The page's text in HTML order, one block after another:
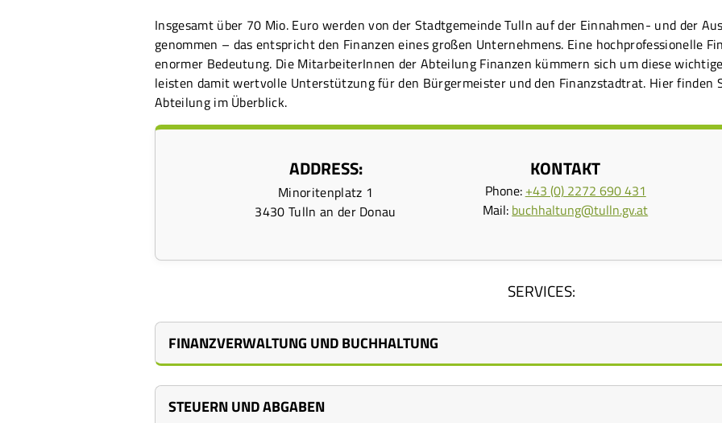
Insgesamt über 70 Mio. Euro werden von der Stadtgemeinde Tulln auf der Einnahmen- und der
genommen – das entspricht den Finanzen eines großen Unternehmens. Eine hochprofessionelle
enormer Bedeutung. Die MitarbeiterInnen der Abteilung Finanzen kümmern sich um diese
leisten damit wertvolle Unterstützung für den Bürgermeister und den Finanzstadtrat. Hier finden
Abteilung im Überblick.
ADDRESS:
Minoritenplatz 1
3430 Tulln an der Donau
KONTAKT
Phone: +43 (0) 2272 690 431
Mail: buchhaltung@tulln.gv.at
SERVICES:
FINANZVERWALTUNG UND BUCHHALTUNG
STEUERN UND ABGABEN